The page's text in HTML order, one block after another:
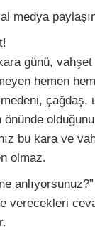
medya
günü, vahşet
hemen
çağdaş,
önünde
bu kara ve
olmaz.
verecekleri